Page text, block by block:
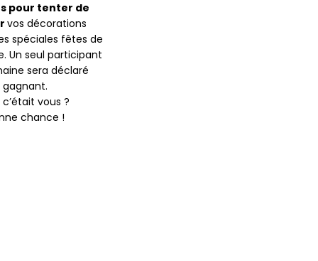
pour tenter de
vos décorations
spéciales fêtes de
Un seul participant
sera déclaré
gagnant.
c’était vous ?
chance !